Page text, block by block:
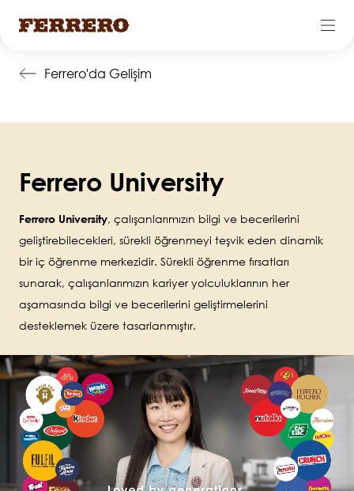
içeriğe
Ferrero'da Gelişim
Ferrero University
Ferrero University, çalışanlarımızın bilgi ve becerilerini
geliştirebilecekleri, sürekli öğrenmeyi teşvik eden dinamik
bir iç öğrenme merkezidir. Sürekli öğrenme fırsatları
sunarak, çalışanlarımızın kariyer yolculuklarının her
aşamasında bilgi ve becerilerini geliştirmelerini
desteklemek üzere tasarlanmıştır.